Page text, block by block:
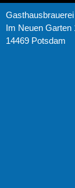
Im Neuen Garten
14469 Potsdam